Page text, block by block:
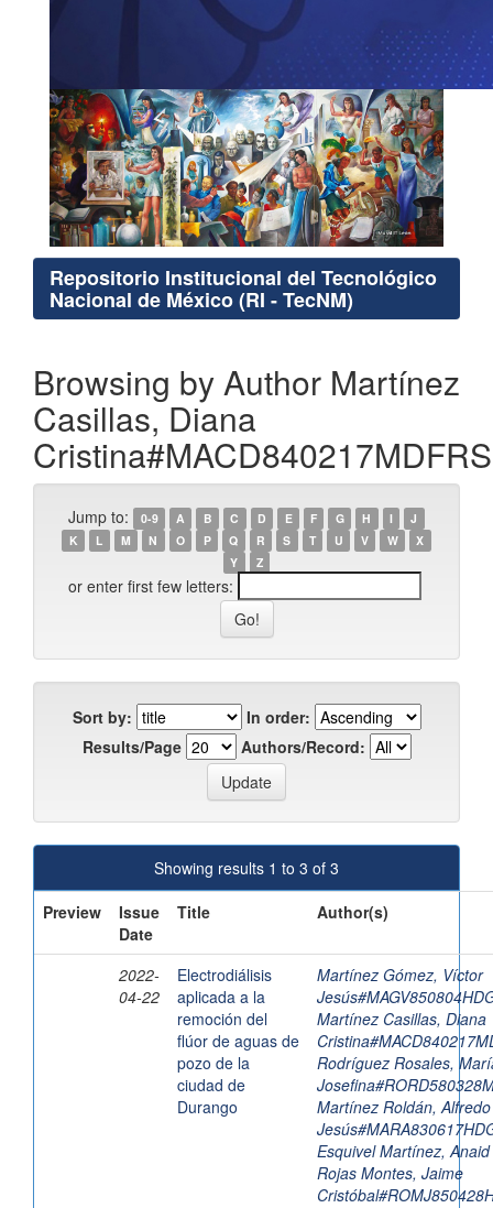
Repositorio Institucional del Tecnológico
Nacional de México (RI - TecNM)
Browsing by Author Martínez
Casillas, Diana
Jump to: 0-9 A B C D E F G H I
J
K
L M N O P Q R S T U V W
X
Y
Z
or enter first few letters:
Sort by:
In order:
Results/Page
Authors/Record:
Showing results 1 to 3 of 3
Preview
Issue
Date
Title Author(s)
2022-
04-22
Electrodiálisis
aplicada a la
remoción del
flúor de aguas de
pozo de la
ciudad de
Durango
Martínez Gómez, Víctor
Martínez Casillas, Diana
Rodríguez Rosales,
Martínez Roldán,
Esquivel Martínez,
Rojas Montes, Jaime